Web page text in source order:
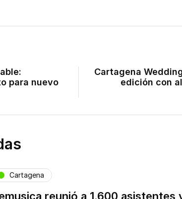
para nuevo
Cartagena
edición con
Cartagena
reunió a 1.600 asistentes